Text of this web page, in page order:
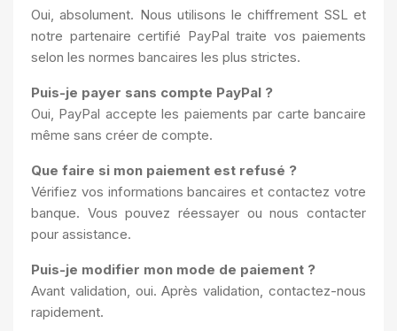
Oui, absolument. Nous utilisons le chiffrement SSL et
notre partenaire certifié PayPal traite vos paiements
selon les normes bancaires les plus strictes.
Puis-je payer sans compte PayPal ?
Oui, PayPal accepte les paiements par carte bancaire
même sans créer de compte.
Que faire si mon paiement est refusé ?
Vérifiez vos informations bancaires et contactez votre
banque. Vous pouvez réessayer ou nous contacter
pour assistance.
Puis-je modifier mon mode de paiement ?
Avant validation, oui. Après validation, contactez-nous
rapidement.